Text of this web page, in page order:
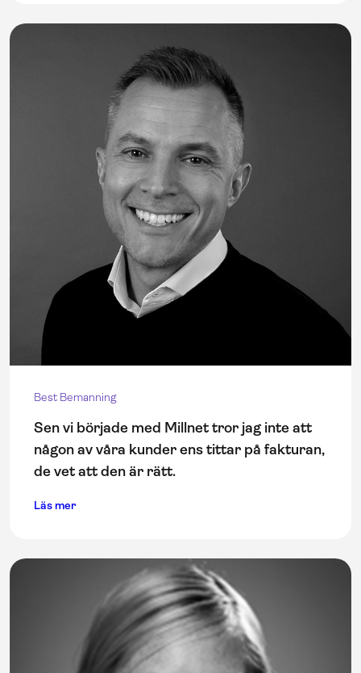
Best Bemanning
Sen vi började med Millnet tror jag inte att
någon av våra kunder ens tittar på fakturan,
de vet att den är rätt.
Läs mer